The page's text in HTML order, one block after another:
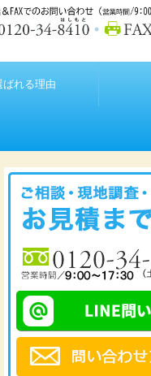
ばれる理由